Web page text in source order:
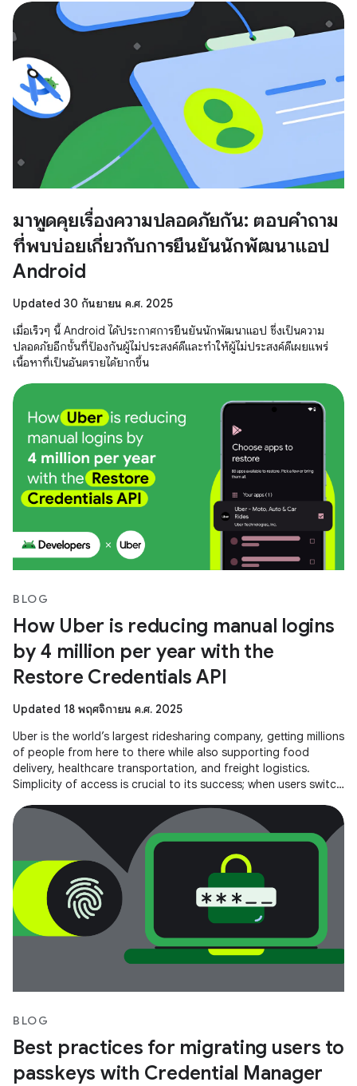
มาพูดคุยเรื่องความปลอดภัยกัน: ตอบคำถาม
ที่พบบ่อยเกี่ยวกับการยืนยันนักพัฒนาแอป
Android
Updated 30 กันยายน ค.ศ. 2025
เมื่อเร็วๆ นี้ Android ได้ประกาศการยืนยันนักพัฒนาแอป ซึ่งเป็นความ
ปลอดภัยอีกชั้นที่ป้องกันผู้ไม่ประสงค์ดีและทำให้ผู้ไม่ประสงค์ดีเผยแพร่
เนื้อหาที่เป็นอันตรายได้ยากขึ้น
BLOG
How Uber is reducing manual logins
by 4 million per year with the
Restore Credentials API
Updated 18 พฤศจิกายน ค.ศ. 2025
Uber is the world’s largest ridesharing company, getting millions
of people from here to there while also supporting food
delivery, healthcare transportation, and freight logistics.
Simplicity of access is crucial to its success; when users switch
BLOG
Best practices for migrating users to
passkeys with Credential Manager